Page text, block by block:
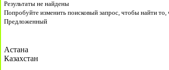
Результаты не найдены
Попробуйте изменить поисковый запрос, чтобы найти
Предложенный
Астана
Казахстан